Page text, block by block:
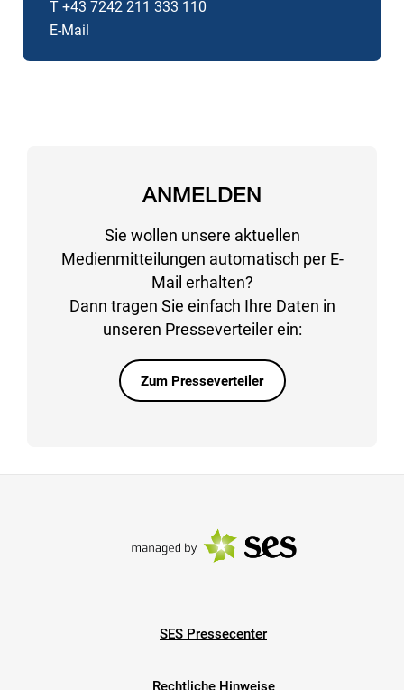
T +43 7242 211 333 110
E-Mail
ANMELDEN
Sie wollen unsere aktuellen
Medienmitteilungen automatisch per E-
Mail erhalten?
Dann tragen Sie einfach Ihre Daten in
unseren Presseverteiler ein:
Zum Presseverteiler
SES Pressecenter
Rechtliche Hinweise